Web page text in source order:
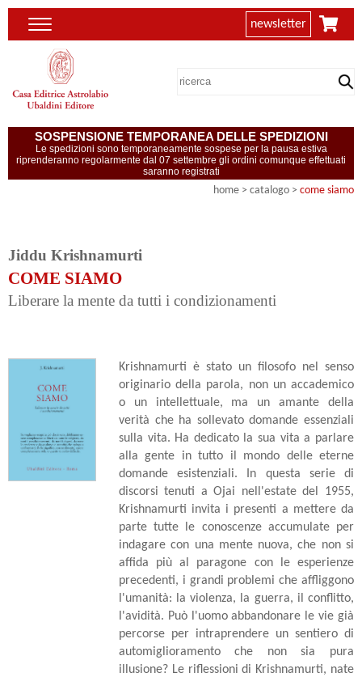
newsletter
SOSPENSIONE TEMPORANEA DELLE SPEDIZIONI
Le spedizioni sono temporaneamente sospese per la pausa estiva
riprenderanno regolarmente dal 07 settembre gli ordini comunque effettuati
saranno registrati
home > catalogo > come siamo
Jiddu Krishnamurti
COME SIAMO
Liberare la mente da tutti i condizionamenti
Krishnamurti è stato un filosofo nel senso
originario della parola, non un accademico
o un intellettuale, ma un amante della
verità che ha sollevato domande essenziali
sulla vita. Ha dedicato la sua vita a parlare
alla gente in tutto il mondo delle eterne
domande esistenziali. In questa serie di
discorsi tenuti a Ojai nell'estate del 1955,
Krishnamurti invita i presenti a mettere da
parte tutte le conoscenze accumulate per
indagare con una mente nuova, che non si
affida più al paragone con le esperienze
precedenti, i grandi problemi che affliggono
l'umanità: la violenza, la guerra, il conflitto,
l'avidità. Può l'uomo abbandonare le vie già
percorse per intraprendere un sentiero di
automiglioramento che non sia pura
illusione? Le riflessioni di Krishnamurti, nate